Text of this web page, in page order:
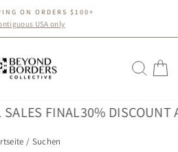
Pause
ON ORDERS $100+
USA only
FINAL30% DISCOUNT
/ Suchen